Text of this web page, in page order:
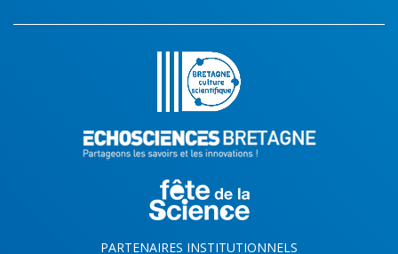
PARTENAIRES INSTITUTIONNELS